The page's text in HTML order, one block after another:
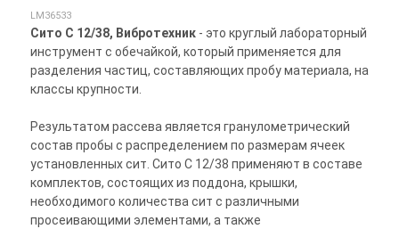
LM36533
Сито С 12/38, Вибротехник - это круглый лабораторный
инструмент с обечайкой, который применяется для
разделения частиц, составляющих пробу материала, на
классы крупности.
Результатом рассева является гранулометрический
состав пробы с распределением по размерам ячеек
установленных сит. Сито С 12/38 применяют в составе
комплектов, состоящих из поддона, крышки,
необходимого количества сит с различными
просеивающими элементами, а также